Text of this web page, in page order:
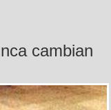
cambian